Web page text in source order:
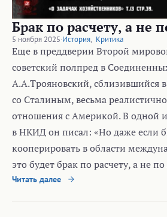
Брак по расчету, а не
5 ноября 2025·История, Критика
Еще в преддверии Второй
советский полпред в
А.А.Трояновский, сблизившийся
со Сталиным, весьма
отношения с Америкой. В одной
в НКИД он писал: «Но даже если
кооперировать в области
это будет брак по расчету, а не
Читать далее